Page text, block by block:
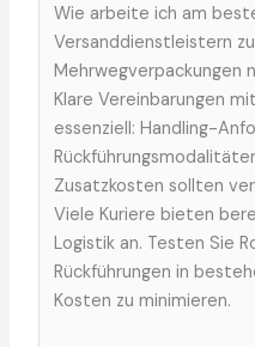
Wie arbeite ich am
Versanddienstleistern
Mehrwegverpackungen
Klare Vereinbarungen
essenziell: Handling-
Zusatzkosten sollten
Viele Kuriere bieten
Logistik an. Testen Sie
Rückführungen in
Kosten zu minimieren.